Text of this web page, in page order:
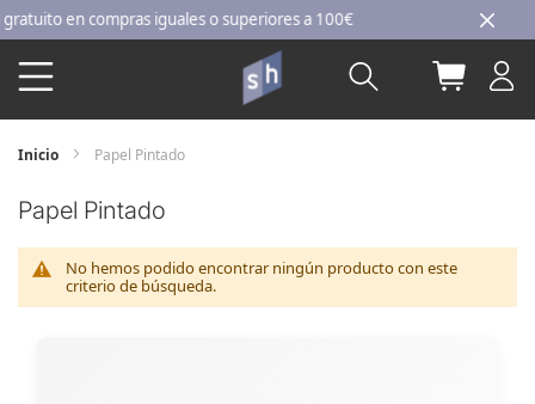
Ir
al
contenido
en compras iguales o superiores a 100€
Buscar Mi
Inicio Papel Pintado
Papel Pintado
No hemos podido encontrar ningún producto con este
criterio de búsqueda.